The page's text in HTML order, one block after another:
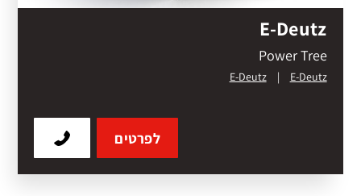
E-Deutz
Power Tree
E-Deutz
|
E-Deutz
לפרטים